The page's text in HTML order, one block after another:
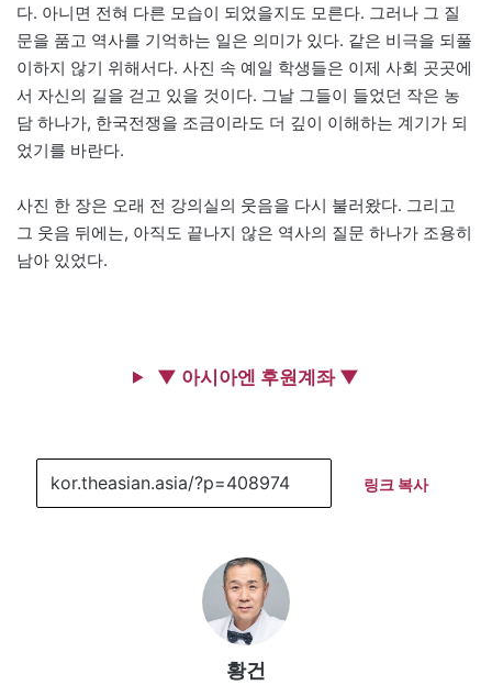
다. 아니면 전혀 다른 모습이 되었을지도 모른다. 그러나 그 질
문을 품고 역사를 기억하는 일은 의미가 있다. 같은 비극을 되풀
이하지 않기 위해서다. 사진 속 예일 학생들은 이제 사회 곳곳에
서 자신의 길을 걷고 있을 것이다. 그날 그들이 들었던 작은 농
담 하나가, 한국전쟁을 조금이라도 더 깊이 이해하는 계기가 되
었기를 바란다.
사진 한 장은 오래 전 강의실의 웃음을 다시 불러왔다. 그리고
그 웃음 뒤에는, 아직도 끝나지 않은 역사의 질문 하나가 조용히
남아 있었다.
▼ 아시아엔 후원계좌 ▼
링크 복사
황건